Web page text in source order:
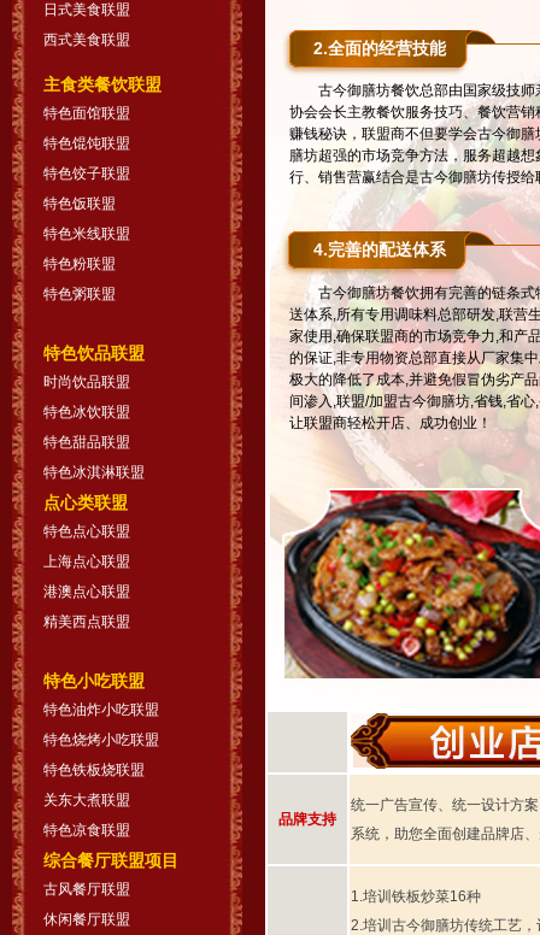
日式美食联盟
西式美食联盟
主食类餐饮联盟
特色面馆联盟
特色馄饨联盟
特色饺子联盟
特色饭联盟
特色米线联盟
特色粉联盟
特色粥联盟
特色饮品联盟
时尚饮品联盟
特色冰饮联盟
特色甜品联盟
特色冰淇淋联盟
点心类联盟
特色点心联盟
上海点心联盟
港澳点心联盟
精美西点联盟
特色小吃联盟
特色油炸小吃联盟
特色烧烤小吃联盟
特色铁板烧联盟
关东大煮联盟
特色凉食联盟
综合餐厅联盟项目
古风餐厅联盟
休闲餐厅联盟
2.全面的经营技能
古今御膳坊餐饮总部由国家级技师
协会会长主教餐饮服务技巧、餐饮营
赚钱秘诀，联盟商不但要学会古今御
膳坊超强的市场竞争方法，服务超越
行、销售营赢结合是古今御膳坊传授
4.完善的配送体系
古今御膳坊餐饮拥有完善的链条式
送体系,所有专用调味料总部研发,联营
家使用,确保联盟商的市场竞争力,和产
的保证,非专用物资总部直接从厂家集
极大的降低了成本,并避免假冒伪劣产
间渗入,联盟/加盟古今御膳坊,省钱,省心
让联盟商轻松开店、成功创业！
品牌支持
统一广告宣传、统一设计方
系统，助您全面创建品牌店
1.培训铁板炒菜16种
2.培训古今御膳坊传统工艺